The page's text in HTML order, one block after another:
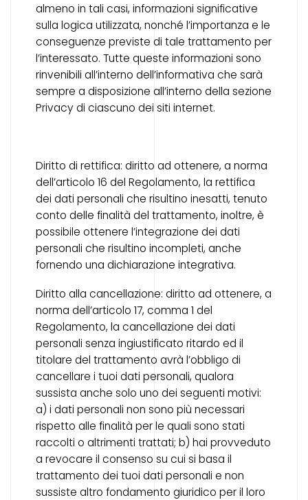
almeno in tali casi, informazioni significative
sulla logica utilizzata, nonché l’importanza e le
conseguenze previste di tale trattamento per
l’interessato. Tutte queste informazioni sono
rinvenibili all’interno dell’informativa che sarà
sempre a disposizione all’interno della sezione
Privacy di ciascuno dei siti internet.
Diritto di rettifica: diritto ad ottenere, a norma
dell’articolo 16 del Regolamento, la rettifica
dei dati personali che risultino inesatti, tenuto
conto delle finalità del trattamento, inoltre, è
possibile ottenere l’integrazione dei dati
personali che risultino incompleti, anche
fornendo una dichiarazione integrativa.
Diritto alla cancellazione: diritto ad ottenere, a
norma dell’articolo 17, comma 1 del
Regolamento, la cancellazione dei dati
personali senza ingiustificato ritardo ed il
titolare del trattamento avrà l’obbligo di
cancellare i tuoi dati personali, qualora
sussista anche solo uno dei seguenti motivi:
a) i dati personali non sono più necessari
rispetto alle finalità per le quali sono stati
raccolti o altrimenti trattati; b) hai provveduto
a revocare il consenso su cui si basa il
trattamento dei tuoi dati personali e non
sussiste altro fondamento giuridico per il loro